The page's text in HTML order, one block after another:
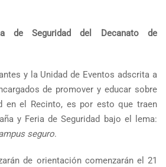
de Seguridad del Decanato de
y la Unidad de Eventos adscrita a
de promover y educar sobre
en el Recinto, es por esto que traen
y Feria de Seguridad bajo el lema:
seguro.
de orientación comenzarán el 21